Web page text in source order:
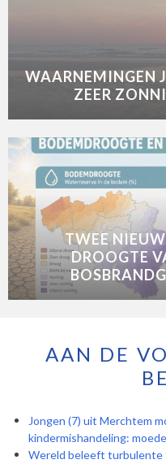
WAARNEMINGEN
ZEER
TWEE
DROOGTE
AAN DE
Jongen (7) uit Merchtem
kindermishandeling:
Wereld beleeft turbulente